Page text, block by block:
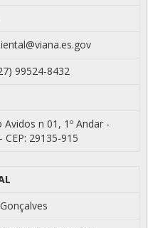
99524-8432
n 01, 1º Andar -
CEP: 29135-915